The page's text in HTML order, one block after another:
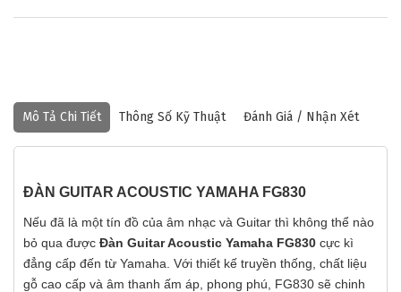
Mô Tả Chi Tiết Thông Số Kỹ Thuật Đánh Giá / Nhận Xét
ĐÀN GUITAR ACOUSTIC YAMAHA FG830
Nếu đã là một tín đồ của âm nhạc và Guitar thì không thể nào
bỏ qua được Đàn Guitar Acoustic Yamaha FG830 cực kì
đẳng cấp đến từ Yamaha. Với thiết kế truyền thống, chất liệu
gỗ cao cấp và âm thanh ấm áp, phong phú, FG830 sẽ chinh